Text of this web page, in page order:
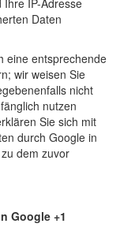
IP-Adresse
Daten
eine entsprechende
wir weisen Sie
nicht
nutzen
Sie sich mit
durch Google in
dem zuvor
Google +1